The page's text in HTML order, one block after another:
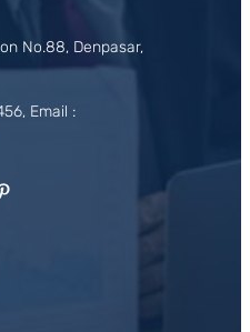
No.88, Denpasar,
Email :